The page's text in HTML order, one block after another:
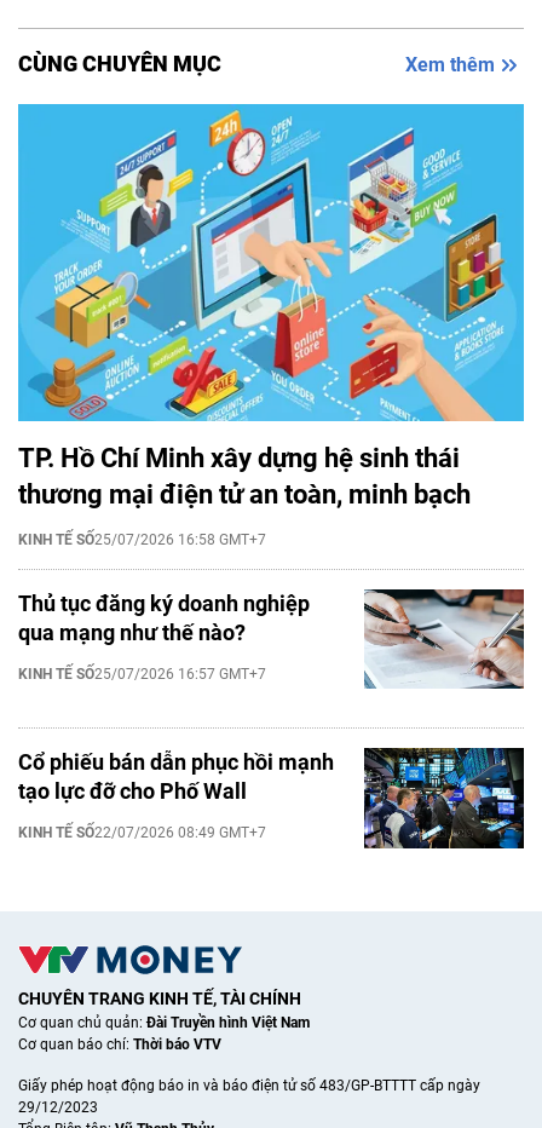
CÙNG CHUYÊN MỤC Xem thêm
TP. Hồ Chí Minh xây dựng hệ sinh thái
thương mại điện tử an toàn, minh bạch
KINH TẾ SỐ25/07/2026 16:58 GMT+7
Thủ tục đăng ký doanh nghiệp
qua mạng như thế nào?
KINH TẾ SỐ25/07/2026 16:57 GMT+7
Cổ phiếu bán dẫn phục hồi mạnh
tạo lực đỡ cho Phố Wall
KINH TẾ SỐ22/07/2026 08:49 GMT+7
CHUYÊN TRANG KINH TẾ, TÀI CHÍNH
Cơ quan chủ quản:Đài Truyền hình Việt Nam
Cơ quan báo chí: Thời báo VTV
Giấy phép hoạt động báo in và báo điện tử số 483/GP-BTTTT cấp ngày
29/12/2023